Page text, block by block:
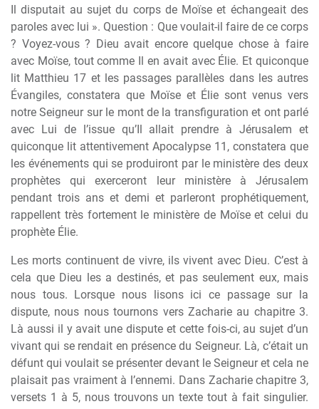
Il disputait au sujet du corps de Moïse et échangeait des
paroles avec lui ». Question : Que voulait-il faire de ce corps
? Voyez-vous ? Dieu avait encore quelque chose à faire
avec Moïse, tout comme Il en avait avec Élie. Et quiconque
lit Matthieu 17 et les passages parallèles dans les autres
Évangiles, constatera que Moïse et Élie sont venus vers
notre Seigneur sur le mont de la transfiguration et ont parlé
avec Lui de l’issue qu’Il allait prendre à Jérusalem et
quiconque lit attentivement Apocalypse 11, constatera que
les événements qui se produiront par le ministère des deux
prophètes qui exerceront leur ministère à Jérusalem
pendant trois ans et demi et parleront prophétiquement,
rappellent très fortement le ministère de Moïse et celui du
prophète Élie.
Les morts continuent de vivre, ils vivent avec Dieu. C’est à
cela que Dieu les a destinés, et pas seulement eux, mais
nous tous. Lorsque nous lisons ici ce passage sur la
dispute, nous nous tournons vers Zacharie au chapitre 3.
Là aussi il y avait une dispute et cette fois-ci, au sujet d’un
vivant qui se rendait en présence du Seigneur. Là, c’était un
défunt qui voulait se présenter devant le Seigneur et cela ne
plaisait pas vraiment à l’ennemi. Dans Zacharie chapitre 3,
versets 1 à 5, nous trouvons un texte tout à fait singulier.